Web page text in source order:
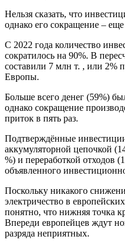
Нельзя сказать, что
однако его сокращение –
С 2022 года количество
сократилось на 90%. В
составили 7 млн т. , или 2%
Европы.
Больше всего денег (59%)
однако сокращение
приток в пять раз.
Подтверждённые
аккумуляторной цепочкой
%) и переработкой отходов
объявленного
Поскольку никакого
электричество в
понятно, что нижняя точка
Впереди европейцев ждут
разряда неприятных.